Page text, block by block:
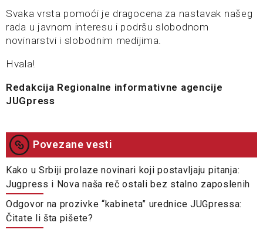
Svaka vrsta pomoći je dragocena za nastavak našeg
rada u javnom interesu i podršu slobodnom
novinarstvi i slobodnim medijima.
Hvala!
Redakcija Regionalne informativne agencije
JUGpress
Povezane vesti
Kako u Srbiji prolaze novinari koji postavljaju pitanja:
Jugpress i Nova naša reč ostali bez stalno zaposlenih
Odgovor na prozivke “kabineta” urednice JUGpressa:
Čitate li šta pišete?